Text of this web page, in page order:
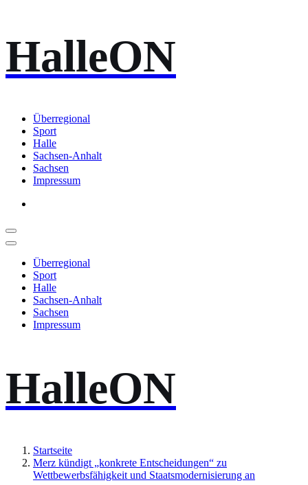
Inhalt
springen
HalleON
Überregional
Sport
Halle
Sachsen-Anhalt
Sachsen
Impressum
Überregional
Sport
Halle
Sachsen-Anhalt
Sachsen
Impressum
HalleON
Startseite
Merz kündigt „konkrete Entscheidungen“ zu
Wettbewerbsfähigkeit und Staatsmodernisierung an